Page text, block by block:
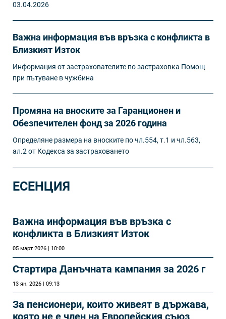
03.04.2026
Важна информация във връзка с конфликта в
Близкият Изток
Информация от застрахователите по застраховка Помощ
при пътуване в чужбина
Промяна на вноските за Гаранционен и
Обезпечителен фонд за 2026 година
Определяне размера на вноските по чл.554, т.1 и чл.563,
ал.2 от Кодекса за застраховането
ЕСЕНЦИЯ
Важна информация във връзка с
конфликта в Близкият Изток
05 март 2026 | 10:00
Стартира Данъчната кампания за 2026 г
13 ян. 2026 | 09:13
За пенсионери, които живеят в държава,
която не е член на Европейския съюз